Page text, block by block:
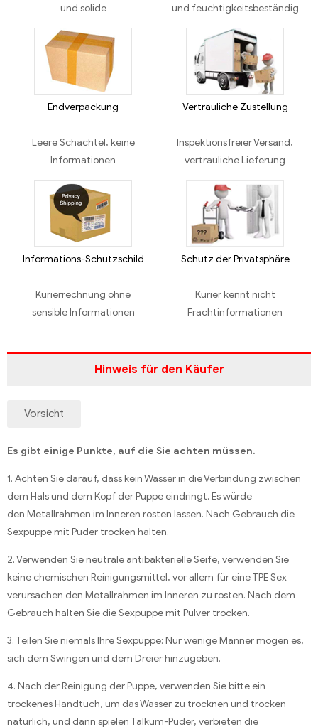
und solide
und feuchtigkeitsbeständig
Endverpackung
Leere Schachtel, keine
Informationen
Vertrauliche Zustellung
Inspektionsfreier Versand,
vertrauliche Lieferung
Informations-Schutzschild
Kurierrechnung ohne
sensible Informationen
Schutz der Privatsphäre
Kurier kennt nicht
Frachtinformationen
Hinweis für den Käufer
Vorsicht
Es gibt einige Punkte, auf die Sie achten müssen.
1. Achten Sie darauf, dass kein Wasser in die Verbindung zwischen
dem Hals und dem Kopf der Puppe eindringt. Es würde
den Metallrahmen im Inneren rosten lassen. Nach Gebrauch die
Sexpuppe mit Puder trocken halten.
2. Verwenden Sie neutrale antibakterielle Seife, verwenden Sie
keine chemischen Reinigungsmittel, vor allem für eine TPE Sex
verursachen den Metallrahmen im Inneren zu rosten. Nach dem
Gebrauch halten Sie die Sexpuppe mit Pulver trocken.
3. Teilen Sie niemals Ihre Sexpuppe: Nur wenige Männer mögen es,
sich dem Swingen und dem Dreier hinzugeben.
4. Nach der Reinigung der Puppe, verwenden Sie bitte ein
trockenes Handtuch, um das Wasser zu trocknen und trocken
natürlich, und dann spielen Talkum-Puder, verbieten die